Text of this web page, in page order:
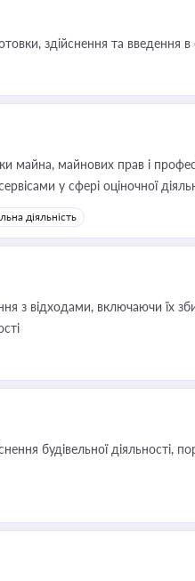
здійснення та введення в
майна, майнових прав і
у сфері оціночної
юриста або
і перевірки статусу
діяльність
з відходами, включаючи їх
будівельної діяльності,